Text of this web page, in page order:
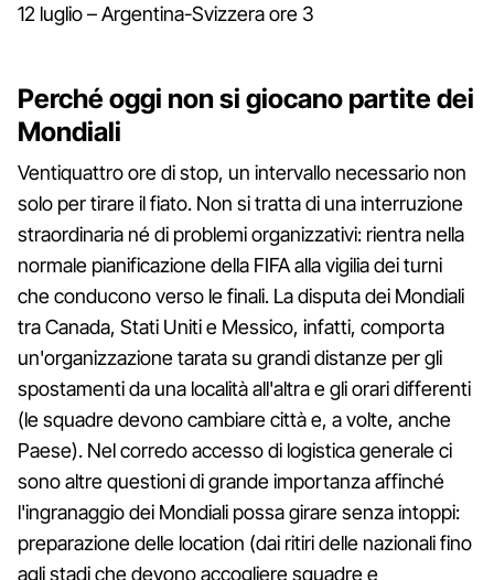
12 luglio – Argentina-Svizzera ore 3
Perché oggi non si giocano partite dei
Mondiali
Ventiquattro ore di stop, un intervallo necessario non
solo per tirare il fiato. Non si tratta di una interruzione
straordinaria né di problemi organizzativi: rientra nella
normale pianificazione della FIFA alla vigilia dei turni
che conducono verso le finali. La disputa dei Mondiali
tra Canada, Stati Uniti e Messico, infatti, comporta
un'organizzazione tarata su grandi distanze per gli
spostamenti da una località all'altra e gli orari differenti
(le squadre devono cambiare città e, a volte, anche
Paese). Nel corredo accesso di logistica generale ci
sono altre questioni di grande importanza affinché
l'ingranaggio dei Mondiali possa girare senza intoppi:
preparazione delle location (dai ritiri delle nazionali fino
agli stadi che devono accogliere squadre e